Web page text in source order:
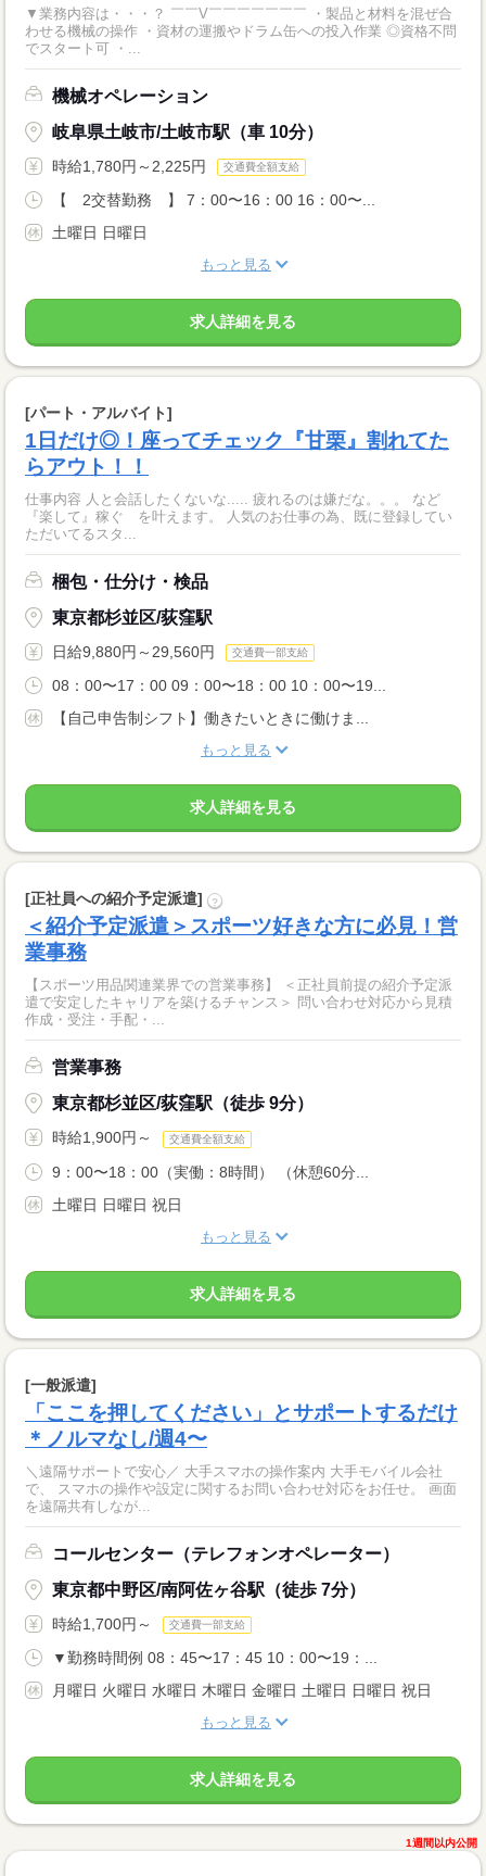
▼業務内容は・・・？ ￣￣V￣￣￣￣￣￣￣ ・製品と材料を混ぜ合
わせる機械の操作 ・資材の運搬やドラム缶への投入作業 ◎資格不問
でスタート可 ・...
機械オペレーション
岐阜県土岐市/土岐市駅（車 10分）
時給1,780円～2,225円 交通費全額支給
【 2交替勤務 】 7：00〜16：00 16：00〜...
土曜日 日曜日
もっと見る
求人詳細を見る
[パート・アルバイト]
1日だけ◎！座ってチェック『甘栗』割れてた
らアウト！！
仕事内容 人と会話したくないな..... 疲れるのは嫌だな。。。 など
『楽して』稼ぐ を叶えます。 人気のお仕事の為、既に登録してい
ただいてるスタ...
梱包・仕分け・検品
東京都杉並区/荻窪駅
日給9,880円～29,560円 交通費一部支給
08：00〜17：00 09：00〜18：00 10：00〜19...
【自己申告制シフト】働きたいときに働けま...
もっと見る
求人詳細を見る
[正社員への紹介予定派遣] ?
＜紹介予定派遣＞スポーツ好きな方に必見！営
業事務
【スポーツ用品関連業界での営業事務】 ＜正社員前提の紹介予定派
遣で安定したキャリアを築けるチャンス＞ 問い合わせ対応から見積
作成・受注・手配・...
営業事務
東京都杉並区/荻窪駅（徒歩 9分）
時給1,900円～ 交通費全額支給
9：00〜18：00（実働：8時間） （休憩60分...
土曜日 日曜日 祝日
もっと見る
求人詳細を見る
[一般派遣]
「ここを押してください」とサポートするだけ
＊ノルマなし/週4〜
＼遠隔サポートで安心／ 大手スマホの操作案内 大手モバイル会社
で、 スマホの操作や設定に関するお問い合わせ対応をお任せ。 画面
を遠隔共有しなが...
コールセンター（テレフォンオペレーター）
東京都中野区/南阿佐ヶ谷駅（徒歩 7分）
時給1,700円～ 交通費一部支給
▼勤務時間例 08：45〜17：45 10：00〜19：...
月曜日 火曜日 水曜日 木曜日 金曜日 土曜日 日曜日 祝日
もっと見る
求人詳細を見る
1週間以内公開